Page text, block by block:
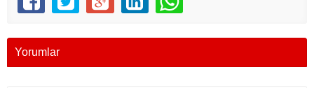
Yorumlar